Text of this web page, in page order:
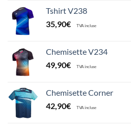
Tshirt V238
35,90€ TVA incluse
Chemisette V234
49,90€ TVA incluse
Chemisette Corner
42,90€ TVA incluse